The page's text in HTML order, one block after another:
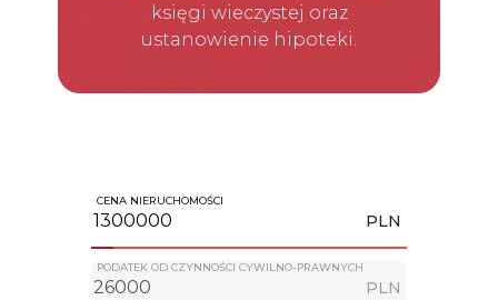
księgi wieczystej oraz
ustanowienie hipoteki.
CENA NIERUCHOMOŚCI
PLN
PODATEK OD CZYNNOŚCI CYWILNO-PRAWNYCH
PLN